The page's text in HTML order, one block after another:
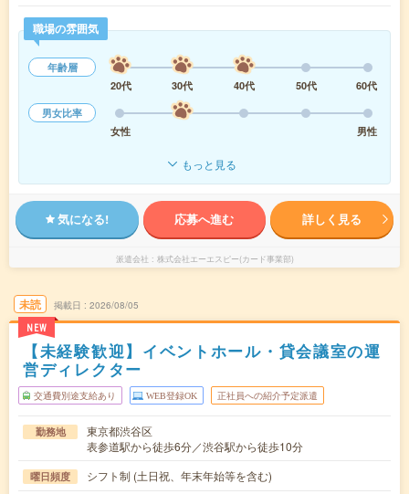
職場の雰囲気
年齢層
20代
30代 40代 50代
60代
男女比率
女性
男性
もっと見る
気になる! 応募へ進む 詳しく見る
派遣会社 株式会社エーエスピー(カード事業部)
未読
NEW
掲載日 2026/08/05
【未経験歓迎】イベントホール・貸会議室の運
営ディレクター
交通費別途支給あり WEB登録OK 正社員への紹介予定派遣
勤務地
東京都渋谷区
表参道駅から徒歩6分／渋谷駅から徒歩10分
曜日頻度 シフト制 (土日祝、年末年始等を含む)